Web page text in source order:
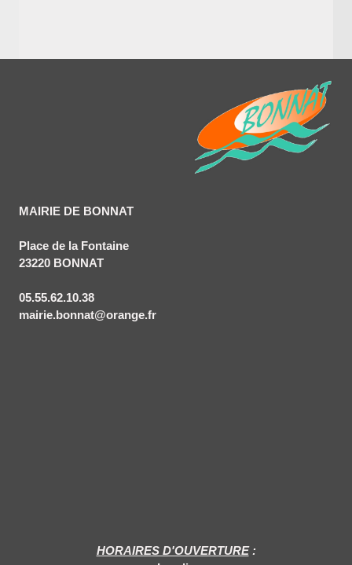
MAIRIE DE BONNAT
Place de la Fontaine
23220 BONNAT
05.55.62.10.38
mairie.bonnat@orange.fr
HORAIRES D'OUVERTURE: